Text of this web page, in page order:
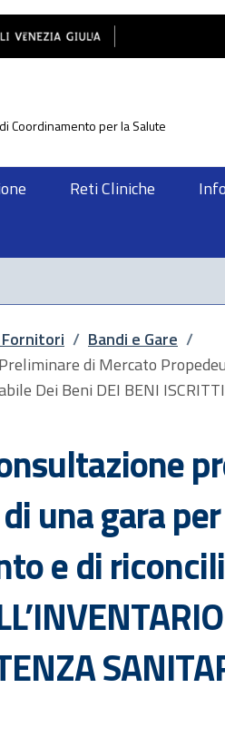
Coordinamento per la Salute
Reti Cliniche
/ Bandi e Gare /
di Mercato
Dei Beni DEI BENI
una gara
e di